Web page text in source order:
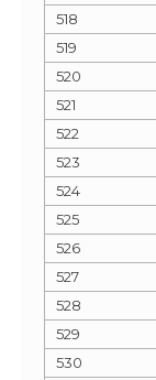
518
519
520
521
522
523
524
525
526
527
528
529
530